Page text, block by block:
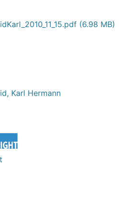
(6.98 MB)
Karl Hermann